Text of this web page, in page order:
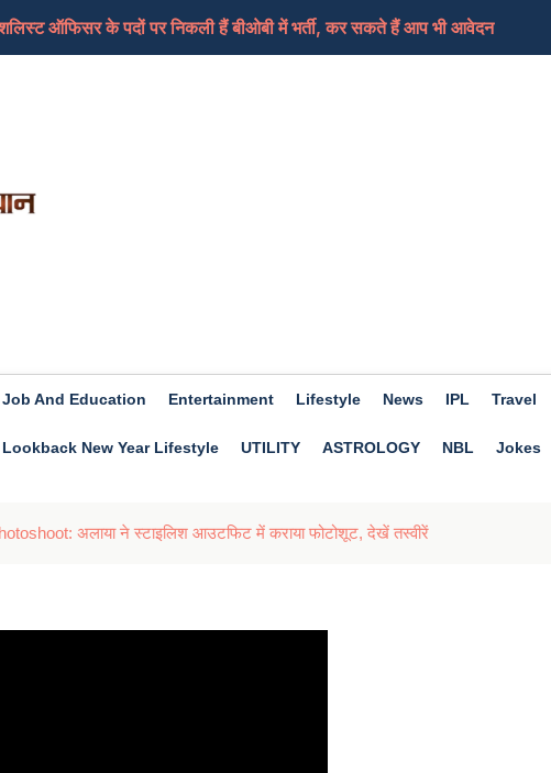
ऑफिसर के पदों पर निकली हैं बीओबी में भर्ती, कर सकते हैं आप भी आवेदन
राशियों के जातकों के लिए दिन होगा शुभ, हो सकता हैं आर्थिक लाभ, जाने क्या कहत...
Job And Education Entertainment Lifestyle News IPL Travel
Lookback New Year Lifestyle UTILITY ASTROLOGY NBL Jokes
अलाया ने स्टाइलिश आउटफिट में कराया फोटोशूट, देखें तस्वीरें